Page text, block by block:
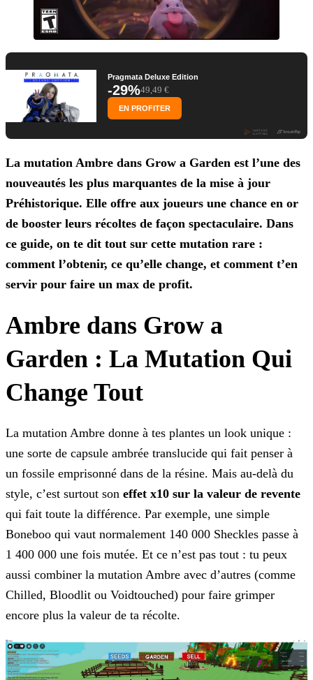
Pragmata Deluxe Edition
-29%49,49 €
EN PROFITER
La mutation Ambre dans Grow a Garden est l’une des
nouveautés les plus marquantes de la mise à jour
Préhistorique. Elle offre aux joueurs une chance en or
de booster leurs récoltes de façon spectaculaire. Dans
ce guide, on te dit tout sur cette mutation rare :
comment l’obtenir, ce qu’elle change, et comment t’en
servir pour faire un max de profit.
Ambre dans Grow a
Garden : La Mutation Qui
Change Tout
La mutation Ambre donne à tes plantes un look unique :
une sorte de capsule ambrée translucide qui fait penser à
un fossile emprisonné dans de la résine. Mais au-delà du
style, c’est surtout son effet x10 sur la valeur de revente
qui fait toute la différence. Par exemple, une simple
Boneboo qui vaut normalement 140 000 Sheckles passe à
1 400 000 une fois mutée. Et ce n’est pas tout : tu peux
aussi combiner la mutation Ambre avec d’autres (comme
Chilled, Bloodlit ou Voidtouched) pour faire grimper
encore plus la valeur de ta récolte.